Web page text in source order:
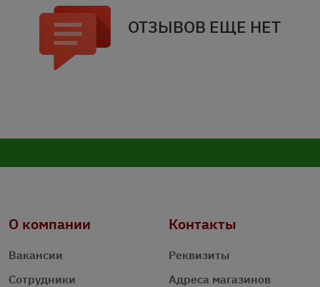
ОТЗЫВОВ ЕЩЕ НЕТ
О компании
Вакансии
Сотрудники
Контакты
Реквизиты
Адреса магазинов